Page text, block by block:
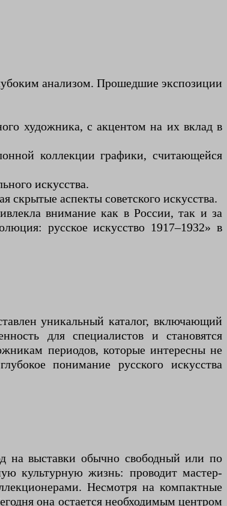
анализом. Прошедшие экспозиции
художника, с акцентом на их вклад в
коллекции графики, считающейся
искусства.
аспекты советского искусства.
внимание как в России, так и за
русское искусство 1917–1932» в
уникальный каталог, включающий
для специалистов и становятся
периодов, которые интересны не
понимание русского искусства
на выставки обычно свободный или по
культурную жизнь: проводит мастер-
Несмотря на компактные
она остается необходимым центром